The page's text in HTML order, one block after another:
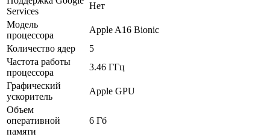
Services
Нет
Модель
процессора
Apple A16 Bionic
Количество ядер
5
Частота работы
процессора
3.46 ГГц
Графический
ускоритель
Apple GPU
Объем
оперативной
памяти
6 Гб